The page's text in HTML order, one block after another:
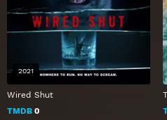
Wired Shut
TMDB 0
2021